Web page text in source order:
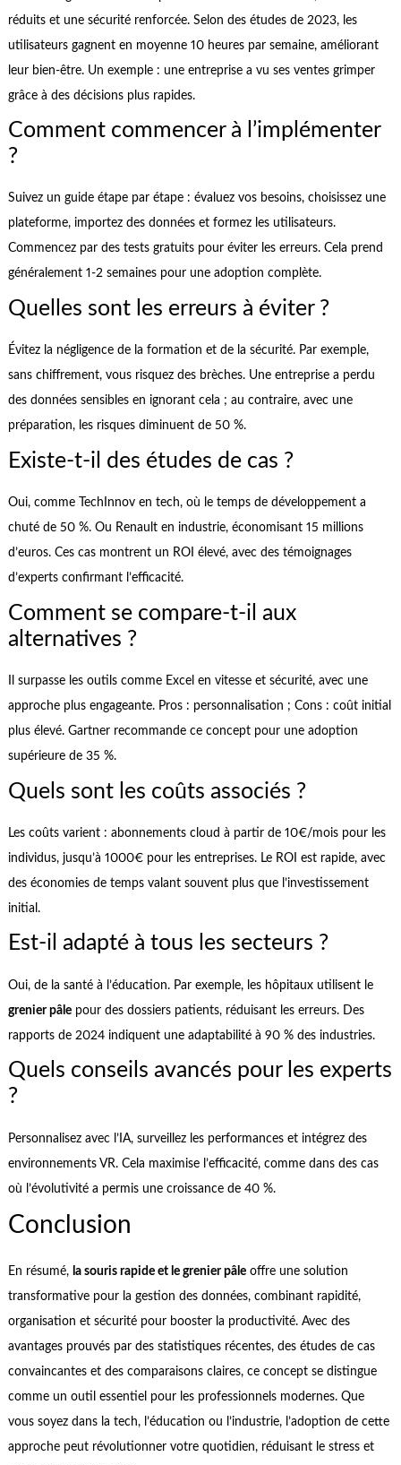
réduits et une sécurité renforcée. Selon des études de 2023, les
utilisateurs gagnent en moyenne 10 heures par semaine, améliorant
leur bien-être. Un exemple : une entreprise a vu ses ventes grimper
grâce à des décisions plus rapides.
Comment commencer à l’implémenter
?
Suivez un guide étape par étape : évaluez vos besoins, choisissez une
plateforme, importez des données et formez les utilisateurs.
Commencez par des tests gratuits pour éviter les erreurs. Cela prend
généralement 1-2 semaines pour une adoption complète.
Quelles sont les erreurs à éviter ?
Évitez la négligence de la formation et de la sécurité. Par exemple,
sans chiffrement, vous risquez des brèches. Une entreprise a perdu
des données sensibles en ignorant cela ; au contraire, avec une
préparation, les risques diminuent de 50 %.
Existe-t-il des études de cas ?
Oui, comme TechInnov en tech, où le temps de développement a
chuté de 50 %. Ou Renault en industrie, économisant 15 millions
d’euros. Ces cas montrent un ROI élevé, avec des témoignages
d’experts confirmant l’efficacité.
Comment se compare-t-il aux
alternatives ?
Il surpasse les outils comme Excel en vitesse et sécurité, avec une
approche plus engageante. Pros : personnalisation ; Cons : coût initial
plus élevé. Gartner recommande ce concept pour une adoption
supérieure de 35 %.
Quels sont les coûts associés ?
Les coûts varient : abonnements cloud à partir de 10€/mois pour les
individus, jusqu’à 1000€ pour les entreprises. Le ROI est rapide, avec
des économies de temps valant souvent plus que l’investissement
initial.
Est-il adapté à tous les secteurs ?
Oui, de la santé à l’éducation. Par exemple, les hôpitaux utilisent le
grenier pâlepour des dossiers patients, réduisant les erreurs. Des
rapports de 2024 indiquent une adaptabilité à 90 % des industries.
Quels conseils avancés pour les experts
?
Personnalisez avec l’IA, surveillez les performances et intégrez des
environnements VR. Cela maximise l’efficacité, comme dans des cas
où l’évolutivité a permis une croissance de 40 %.
Conclusion
En résumé, la souris rapide et le grenier pâleoffre une solution
transformative pour la gestion des données, combinant rapidité,
organisation et sécurité pour booster la productivité. Avec des
avantages prouvés par des statistiques récentes, des études de cas
convaincantes et des comparaisons claires, ce concept se distingue
comme un outil essentiel pour les professionnels modernes. Que
vous soyez dans la tech, l’éducation ou l’industrie, l’adoption de cette
approche peut révolutionner votre quotidien, réduisant le stress et